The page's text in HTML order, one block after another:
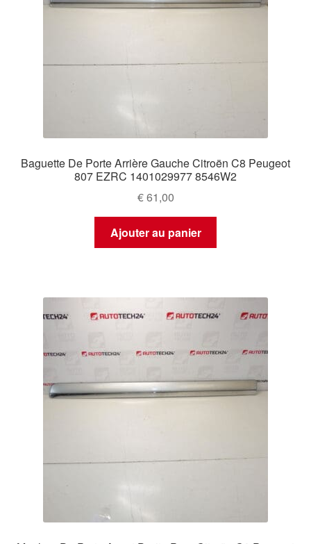
Baguette De Porte Arrière Gauche Citroën C8 Peugeot
807 EZRC 1401029977 8546W2
€61,00
Ajouter au panier